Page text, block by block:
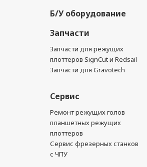
Б/У оборудование
Запчасти
Запчасти для режущих
плоттеров SignCut и Redsail
Запчасти для Gravotech
Сервис
Ремонт режущих голов
планшетных режущих
плоттеров
Сервис фрезерных станков
с ЧПУ